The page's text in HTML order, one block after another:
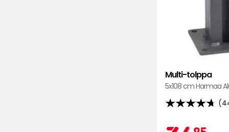
Multi-tolppa
5x108 cm Harmaa
4.7